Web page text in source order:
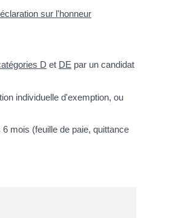
sur l'honneur
D et DE par un candidat
individuelle d'exemption, ou
mois (feuille de paie, quittance